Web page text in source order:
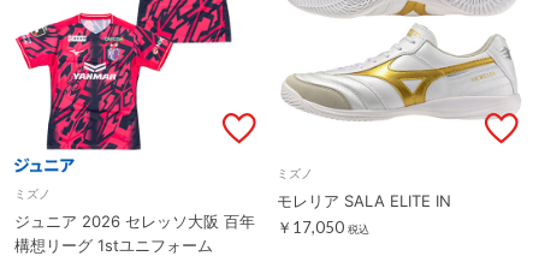
ミズノ
ジュニア 2026 セレッソ大阪 百年
構想リーグ 1stユニフォーム
ミズノ
モレリア SALA ELITE IN
￥17,050 税込